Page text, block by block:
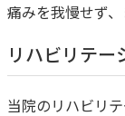
痛みを我慢せず
リハビリテー
当院のリハビリ